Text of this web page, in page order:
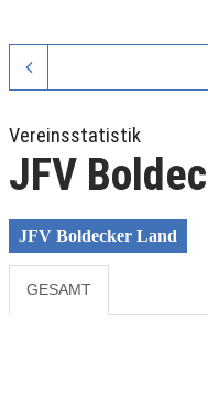
Vereinsstatistik
JFV
JFV Boldecker Land
GESAMT